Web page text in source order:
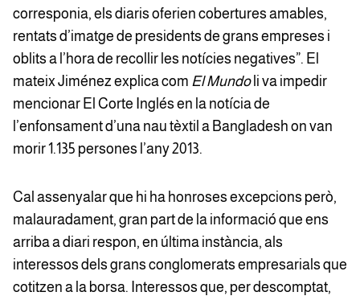
corresponia, els diaris oferien cobertures amables,
rentats d’imatge de presidents de grans empreses i
oblits a l’hora de recollir les notícies negatives”. El
mateix Jiménez explica com El Mundoli va impedir
mencionar El Corte Inglés en la notícia de
l’enfonsament d’una nau tèxtil a Bangladesh on van
morir 1.135 persones l’any 2013.
Cal assenyalar que hi ha honroses excepcions però,
malauradament, gran part de la informació que ens
arriba a diari respon, en última instància, als
interessos dels grans conglomerats empresarials que
cotitzen a la borsa. Interessos que, per descomptat,